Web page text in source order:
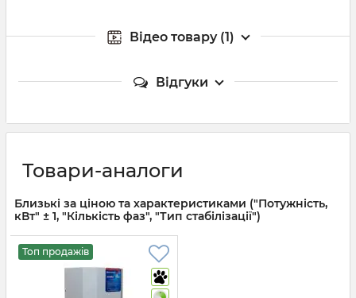
Відео товару (1)
Відгуки
Товари-аналоги
Близькі за ціною та характеристиками ("Потужність,
кВт" ± 1, "Кількість фаз", "Тип стабілізації")
Топ продажів